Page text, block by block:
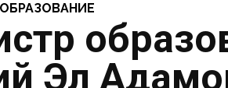
ОБРАЗОВАНИЕ
Эл